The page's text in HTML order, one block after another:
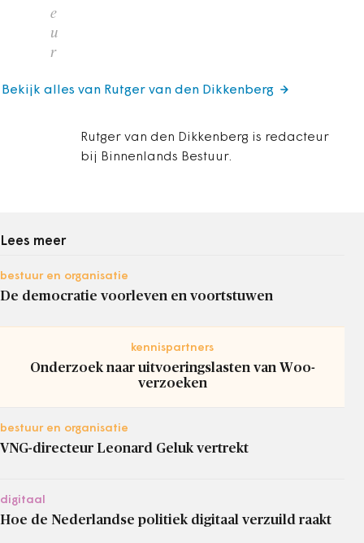
e
u
r
Rutger van den Dikkenberg is redacteur
bij Binnenlands Bestuur.
Bekijk alles van Rutger van den Dikkenberg
Lees meer
bestuur en organisatie
De democratie voorleven en voortstuwen
kennispartners
Onderzoek naar uitvoeringslasten van Woo-
verzoeken
bestuur en organisatie
VNG-directeur Leonard Geluk vertrekt
digitaal
Hoe de Nederlandse politiek digitaal verzuild raakt